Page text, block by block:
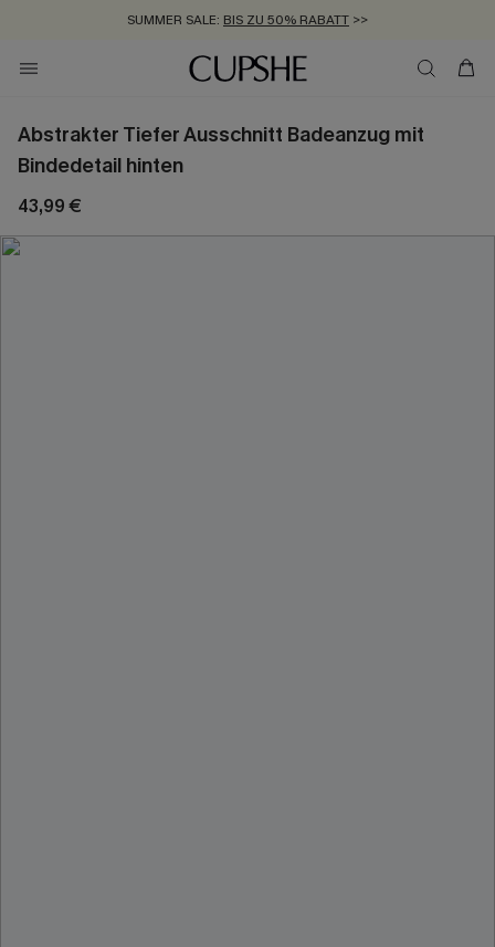
SUMMER SALE: BIS ZU 50% RABATT >>
ZUM NEWSLETTER:BIS ZU -20% EXTRA ERHALTEN
KOSTENLOSER VERSAND AB 89 €
Abstrakter Tiefer Ausschnitt Badeanzug mit
Bindedetail hinten
43,99 €